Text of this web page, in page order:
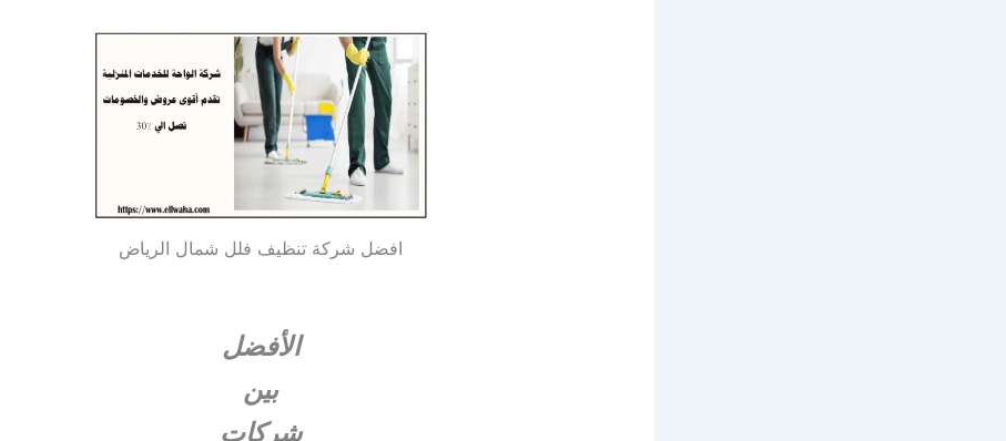
افضل شركة تنظيف فلل شمال الرياض
الأفضل
بين
شركات